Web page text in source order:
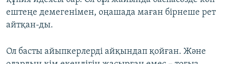
ештеңе демегенімен, оңашада маған бірнеше рет
айтқан-ды.
Ол басты айыпкерлерді айқындап қойған. Және